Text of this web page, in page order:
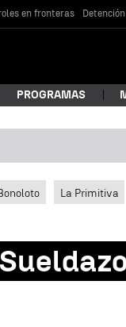
en fronteras
PROGRAMAS
La Primitiva